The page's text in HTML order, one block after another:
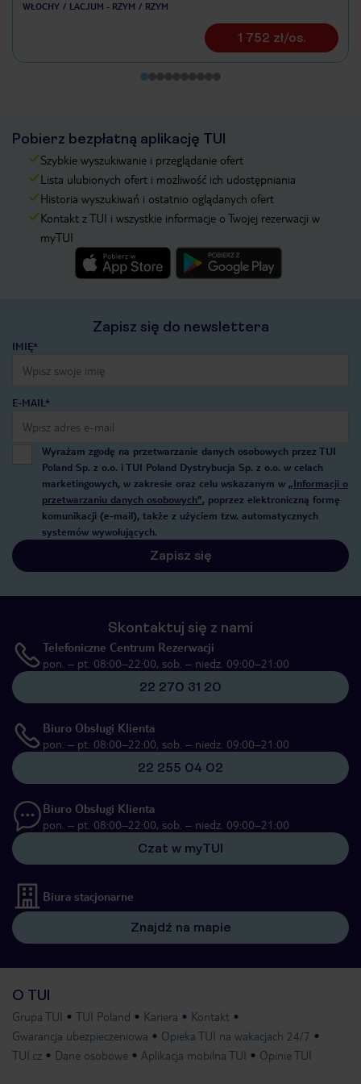
WŁOCHY LACJUM - RZYM RZYM
1 752 zł/os.
Pobierz bezpłatną aplikację TUI
Szybkie wyszukiwanie i przeglądanie ofert
Lista ulubionych ofert i możliwość ich udostępniania
Historia wyszukiwań i ostatnio oglądanych ofert
Kontakt z TUI i wszystkie informacje o Twojej rezerwacji w
myTUI
Zapisz się do newslettera
IMIĘ*
E-MAIL*
Wyrażam zgodę na przetwarzanie danych osobowych przez TUI
Poland Sp. z o.o. i TUI Poland Dystrybucja Sp. z o.o. w celach
marketingowych, w zakresie oraz celu wskazanym w „Informacji o
przetwarzaniu danych osobowych”, poprzez elektroniczną formę
komunikacji (e-mail), także z użyciem tzw. automatycznych
systemów wywołujących.
Zapisz się
Skontaktuj się z nami
Telefoniczne Centrum Rezerwacji
pon. – pt. 08:00–22:00, sob. – niedz. 09:00–21:00
22 270 31 20
Biuro Obsługi Klienta
pon. – pt. 08:00–22:00, sob. – niedz. 09:00–21:00
22 255 04 02
Biuro Obsługi Klienta
pon. – pt. 08:00–22:00, sob. – niedz. 09:00–21:00
Czat w myTUI
Biura stacjonarne
Znajdź na mapie
O TUI
Grupa TUI TUI Poland Kariera
Kontakt
Gwarancja ubezpieczeniowa
Opieka TUI na wakacjach 24/7
TUI.cz
Dane osobowe Aplikacja mobilna TUI Opinie TUI